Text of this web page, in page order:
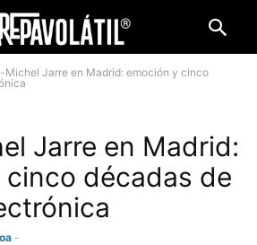
Michel Jarre en Madrid: emoción y cinco
Jarre en Madrid:
décadas de
-